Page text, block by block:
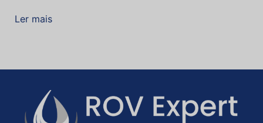
Ler mais